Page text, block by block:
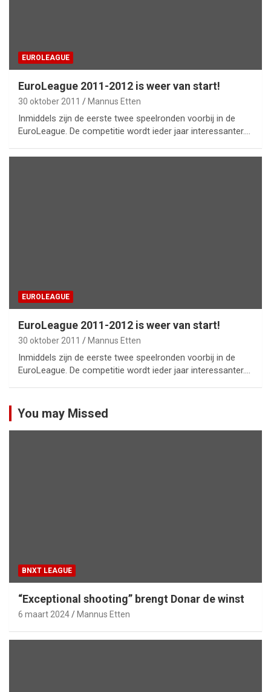
EUROLEAGUE
EuroLeague 2011-2012 is weer van start!
30 oktober 2011 Mannus Etten
Inmiddels zijn de eerste twee speelronden voorbij in de
EuroLeague. De competitie wordt ieder jaar interessanter.…
EUROLEAGUE
EuroLeague 2011-2012 is weer van start!
30 oktober 2011 Mannus Etten
Inmiddels zijn de eerste twee speelronden voorbij in de
EuroLeague. De competitie wordt ieder jaar interessanter.…
You may Missed
BNXT LEAGUE
“Exceptional shooting” brengt Donar de winst
6 maart 2024 Mannus Etten